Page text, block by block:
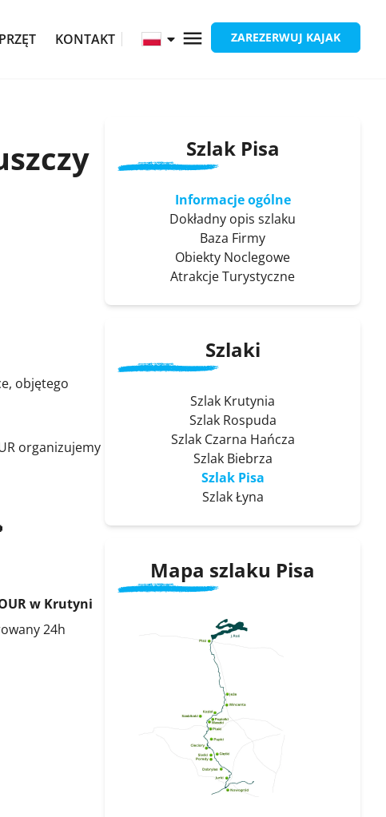
KONTAKT ZAREZERWUJ KAJAK
objętego
organizujemy
w Krutyni
24h
Szlak Pisa
Informacje ogólne
Dokładny opis szlaku
Baza Firmy
Obiekty Noclegowe
Atrakcje Turystyczne
Szlaki
Szlak Krutynia
Szlak Rospuda
Szlak Czarna Hańcza
Szlak Biebrza
Szlak Pisa
Szlak Łyna
Mapa szlaku Pisa